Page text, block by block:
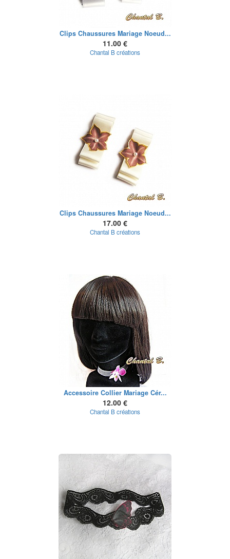
Clips Chaussures Mariage Noeud...
11.00 €
Chantal B créations
Clips Chaussures Mariage Noeud...
17.00 €
Chantal B créations
Accessoire Collier Mariage Cér...
12.00 €
Chantal B créations